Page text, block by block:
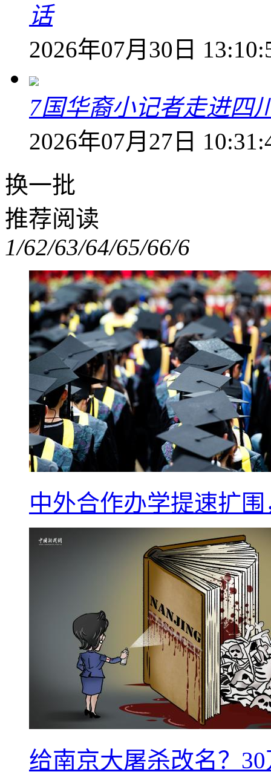
话
2026年07月30日
7国华裔小记者走进四
2026年07月27日
换一批
推荐阅读
1/62/63/64/65/66/6
中外合作办学提速扩
给南京大屠杀改名？